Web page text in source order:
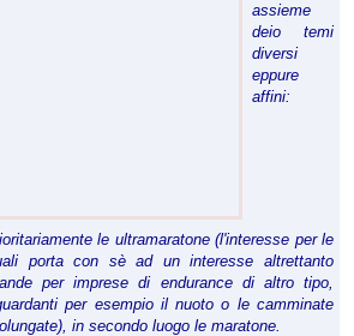
assieme
deio temi
diversi
eppure
affini:
le ultramaratone (l'interesse per le
porta con sè ad un interesse altrettanto
per imprese di endurance di altro tipo,
per esempio il nuoto o le camminate
in secondo luogo le maratone.